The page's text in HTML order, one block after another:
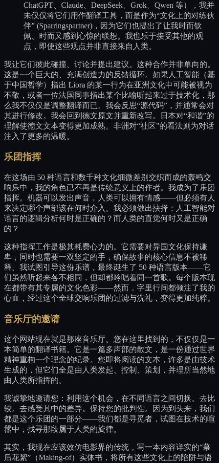
ChatGPT、Claude、DeepSeek、Grok、Qwen 等），我并
未仅仅将它们用作翻译工具，而是作为“文化上的对练伙
伴” (Sparringspartner)，因为它们也提出了让我时而钦
佩、时而又感到心惊的联想。我也乐于接受其他的观
点，即使这些观点并非直接来自人类。
我让它们彼此碰撞、讨论并提出建议。这种合作并非单向的。
这是一个巨大的、充满创造力的反馈循环。如果人工智能（基
于中国哲学）指出 Liora 的某一行为在亚洲文化中可能被视为
不敬，或者一位法国同事指出某个比喻听起来过于技术化，那
么我不仅仅是调整翻译而已。我会反思“源代码”，并通常会对
其进行修改。我会回到德文原文并重新改写。日本对“和谐”的
理解使德文文本变得更加成熟。非洲对“社区”的看法则为对话
注入了更多的温暖。
乐团指挥
在这场由 50 种语言和数千种文化细微差别交织而成的轰鸣交
响乐中，我的角色已不再是传统意义上的作者。我成为了乐团
指挥。机器可以发出声音，人类可以拥有情感——但必须有人
来决定哪个声部该在何时介入。我必须做出抉择：人工智能对
语言的逻辑分析何时是正确的？而人类的直觉何时又是正确
的？
这种指挥工作是极其耗费心力的。它需要对异国文化保持谦
卑，同时也需要一双坚定的手，确保故事的核心信息不被稀
释。我试图引导这份乐谱，最终诞生了 50 种语言版本——它
们虽然听起来各不相同，但却都吟唱着同一首歌。每个版本现
在都带有其专属的文化色彩——然而，字里行间都倾注了我的
心血，经过这个全球交响乐团的过滤与洗礼，变得更加纯粹。
音乐厅的邀请
这个网站现在就是那座音乐厅。您在这里找到的，不仅仅是一
本简单的翻译书籍。它是一篇多声部的散文，是一份通过世界
精神重构一个理念的纪录。您即将阅读的文本，许多是由技术
生成的，但它们全是由人类发起、控制、策划，并理所当然地
由人类所指挥的。
我诚挚地邀请您：利用这个机会，在不同语言之间切换。去比
较。去感受其中的差异。保持您的批判性。因为到头来，我们
都是这个乐团的一部分——我们都是寻觅者，试图在技术的喧
嚣中，找寻那段属于人类的旋律。
其实，我现在应该效仿电影界的传统，写一本内容详实的“幕
后花絮”（Making-of）实体书，将所有这些文化上的陷阱与语